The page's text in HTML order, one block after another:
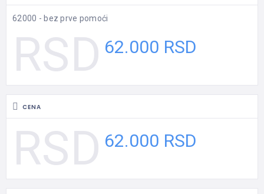
62000 - bez prve pomoći
62.000 RSD
CENA
62.000 RSD